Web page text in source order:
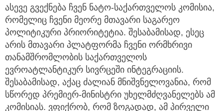
ასევე გვექნება ჩვენ ნატო-საქართველოს კომისია,
რომელიც ჩვენი მეორე მთავარი საგარეო
პოლიტიკური პრიორიტეტია. შესაბამისად, ესეც
არის მთავარი პლატფორმა ჩვენი ორმხრივი
თანამშრომლობის საქართველოს
ევროატლანტიკურ სივრცეში ინტეგრაციის.
შესაბამისად, აქაც ძალიან მნიშვნელოვანია, რომ
სწორედ პრემიერ-მინისტრი უხელმძღვანელებს ამ
კომისიას. ვფიქრობ, რომ ზოგადად, ამ პირველი